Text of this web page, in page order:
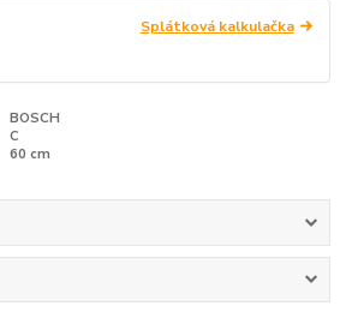
Splátková kalkulačka
BOSCH
C
60 cm